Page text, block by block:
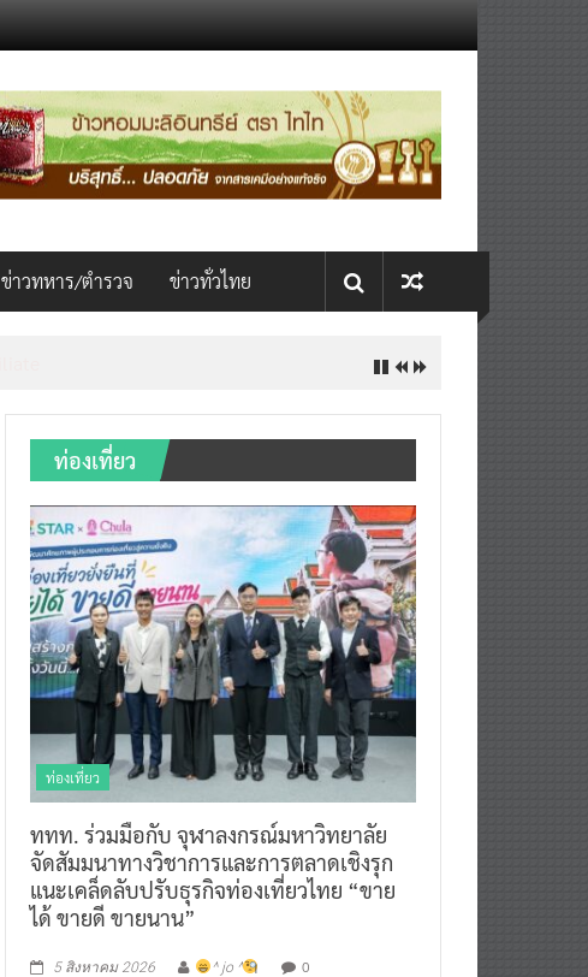
ข่าวทหาร/ตำรวจ ข่าวทั่วไทย
ท่องเที่ยว
ท่องเที่ยว
ททท. ร่วมมือกับ จุฬาลงกรณ์มหาวิทยาลัย
จัดสัมมนาทางวิชาการและการตลาดเชิงรุก
แนะเคล็ดลับปรับธุรกิจท่องเที่ยวไทย “ขาย
ได้ ขายดี ขายนาน”
5 สิงหาคม 2026 ^ jo ^ 0